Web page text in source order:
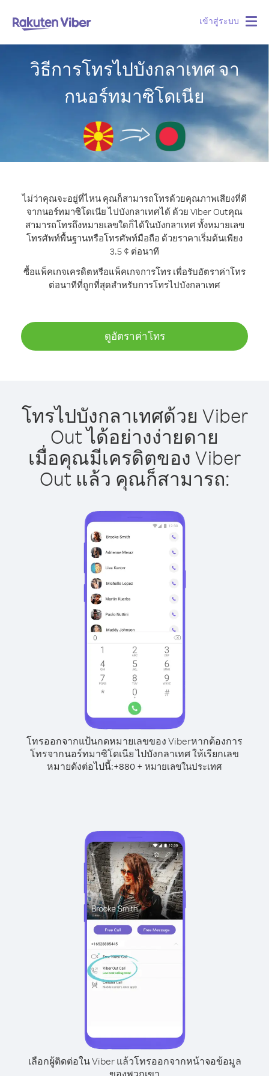
เข้าสู่ระบบ
วิธีการโทรไปบังกลาเทศ จา
กนอร์ทมาซิโดเนีย
ไม่ว่าคุณจะอยู่ที่ไหน คุณก็สามารถโทรด้วยคุณภาพเสียงที่ดี
จากนอร์ทมาซิโดเนีย ไปบังกลาเทศได้ ด้วย Viber Outคุณ
สามารถโทรถึงหมายเลขใดก็ได้ในบังกลาเทศ ทั้งหมายเลข
โทรศัพท์พื้นฐานหรือโทรศัพท์มือถือ ด้วยราคาเริ่มต้นเพียง
3.5 ¢ ต่อนาที
ซื้อแพ็คเกจเครดิตหรือแพ็คเกจการโทร เพื่อรับอัตราค่าโทร
ต่อนาทีที่ถูกที่สุดสำหรับการโทรไปบังกลาเทศ
ดูอัตราค่าโทร
โทรไปบังกลาเทศด้วย Viber
Out ได้อย่างง่ายดาย
เมื่อคุณมีเครดิตของ Viber
Out แล้ว คุณก็สามารถ:
โทรออกจากแป้นกดหมายเลขของ Viberหากต้องการ
โทรจากนอร์ทมาซิโดเนีย ไปบังกลาเทศ ให้เรียกเลข
หมายดังต่อไปนี้:+880 + หมายเลขในประเทศ
เลือกผู้ติดต่อใน Viber แล้วโทรออกจากหน้าจอข้อมูล
ของพวกเขา